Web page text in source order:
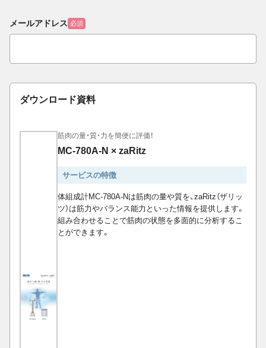
メールアドレス 必須
ダウンロード資料
筋肉の量・質・力を簡便に評価！
MC-780A-N × zaRitz
サービスの特徴
体組成計MC-780A-Nは筋肉の量や質を、zaRitz（ザリッ
ツ）は筋力やバランス能力といった情報を提供します。
組み合わせることで筋肉の状態を多面的に分析するこ
とができます。